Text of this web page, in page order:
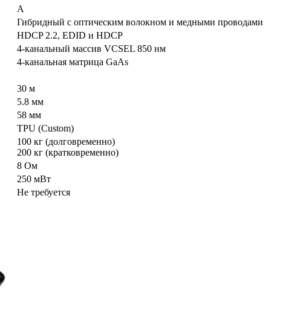
А
Гибридный с оптическим волокном и медными проводами
HDCP 2.2, EDID и HDCP
4-канальный массив VCSEL 850 нм
4-канальная матрица GaAs
30 м
5.8 мм
58 мм
TPU (Custom)
100 кг (долговременно)
200 кг (кратковременно)
8 Ом
250 мВт
Не требуется